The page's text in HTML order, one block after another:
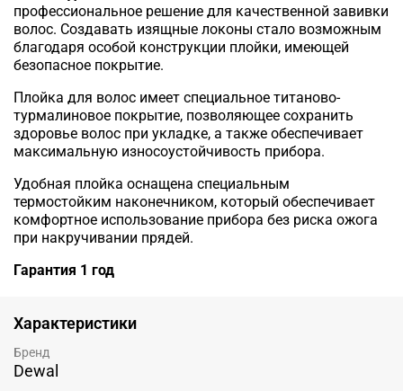
профессиональное решение для качественной завивки
волос. Создавать изящные локоны стало возможным
благодаря особой конструкции плойки, имеющей
безопасное покрытие.
Плойка для волос имеет специальное титаново-
турмалиновое покрытие, позволяющее сохранить
здоровье волос при укладке, а также обеспечивает
максимальную износоустойчивость прибора.
Удобная плойка оснащена специальным
термостойким наконечником, который обеспечивает
комфортное использование прибора без риска ожога
при накручивании прядей.
Гарантия 1 год
Характеристики
Бренд
Dewal